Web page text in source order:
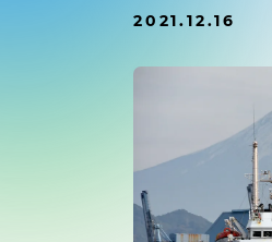
2021.12.16
キャンパス案内
教育・研究組織について